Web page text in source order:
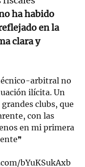
ha habido
en la
clara y
arbitral no
ilícita. Un
clubs, que
con las
en mi primera
bYuKSukAxb